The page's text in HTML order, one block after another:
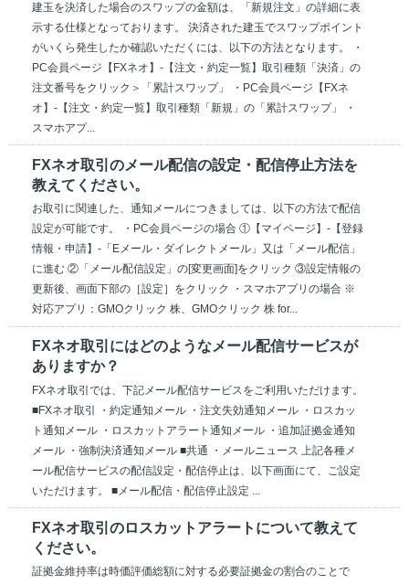
建玉を決済した場合のスワップの金額は、「新規注文」の詳細に表
示する仕様となっております。 決済された建玉でスワップポイント
がいくら発生したか確認いただくには、以下の方法となります。 ・
PC会員ページ【FXネオ】-【注文・約定一覧】取引種類「決済」の
注文番号をクリック＞「累計スワップ」 ・PC会員ページ【FXネ
オ】-【注文・約定一覧】取引種類「新規」の「累計スワップ」 ・
スマホアプ...
FXネオ取引のメール配信の設定・配信停止方法を
教えてください。
お取引に関連した、通知メールにつきましては、以下の方法で配信
設定が可能です。 ・PC会員ページの場合 ①【マイページ】-【登録
情報・申請】-「Eメール・ダイレクトメール」又は「メール配信」
に進む ②「メール配信設定」の[変更画面]をクリック ③設定情報の
更新後、画面下部の［設定］をクリック ・スマホアプリの場合 ※
対応アプリ：GMOクリック 株、GMOクリック 株 for...
FXネオ取引にはどのようなメール配信サービスが
ありますか？
FXネオ取引では、下記メール配信サービスをご利用いただけます。
■FXネオ取引 ・約定通知メール ・注文失効通知メール ・ロスカッ
ト通知メール ・ロスカットアラート通知メール ・追加証拠金通知
メール ・強制決済通知メール ■共通 ・メールニュース 上記各種メ
ール配信サービスの配信設定・配信停止は、以下画面にて、ご設定
いただけます。 ■メール配信・配信停止設定 ...
FXネオ取引のロスカットアラートについて教えて
ください。
証拠金維持率は時価評価総額に対する必要証拠金の割合のことで